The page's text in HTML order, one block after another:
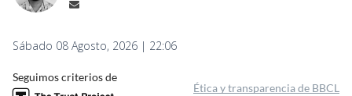
Sábado 08 Agosto, 2026 | 22:06
Seguimos criterios de
Ética y transparencia de BBCL